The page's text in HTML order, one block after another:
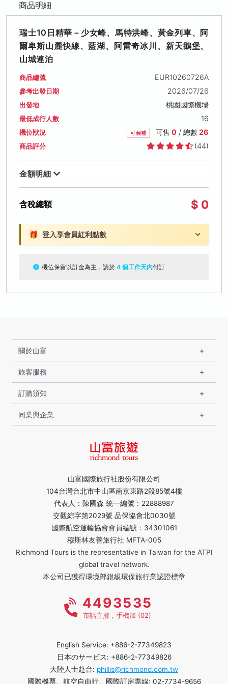
商品明細
瑞士10日精華－少女峰、馬特洪峰、黃金列車、阿
爾卑斯山麓快線、藍湖、阿雷奇冰川、新天鵝堡、
山城連泊
商品編號 EUR10260726A
參考出發日期 2026/07/26
出發地 桃園國際機場
最低成行人數 16
機位狀況 可候補 可售 0/ 總數26
商品評分 (44)
金額明細
含稅總額 $ 0
🎁 登入享會員紅利點數
機位保留以訂金為主，請於 4 個工作天內付訂
山富國際旅行社股份有限公司
104台灣台北市中山區南京東路2段85號4樓
代表人：陳國森 統一編號：22888987
交觀綜字第2029號 品保協會北0030號
國際航空運輸協會會員編號：34301061
穆斯林友善旅行社 MFTA-005
Richmond Tours is the representative in Taiwan for the ATPI
global travel network.
本公司已獲得環境部銀級環保旅行業認證標章
關於山富
旅客服務
訂購須知
同業與企業
4493535
市話直撥，手機加 (02)
English Service: +886-2-77349823
日本のサービス: +886-2-77349826
大陸人士赴台: phillis@richmond.com.tw
國際機票、航空自由行、國際訂房專線: 02-7734-9656